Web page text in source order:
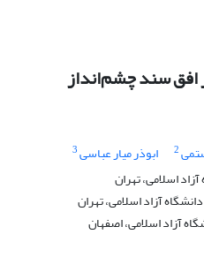
افق سند چشم‌انداز
2 ابوذر میار عباسی3
اسلامی، تهران
آزاد اسلامی، تهران
آزاد اسلامی، اصفهان